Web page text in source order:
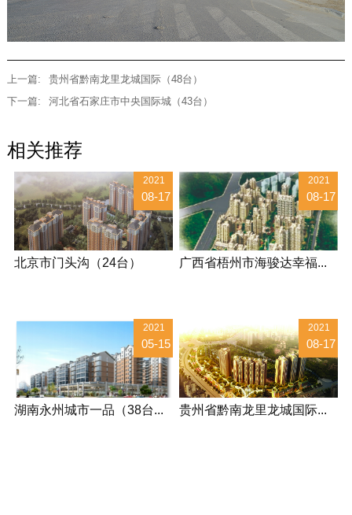
上一篇:
贵州省黔南龙里龙城国际（48台）
下一篇:
河北省石家庄市中央国际城（43台）
相关推荐
2021
08-17
北京市门头沟（24台）
2021
08-17
广西省梧州市海骏达幸福...
2021
05-15
湖南永州城市一品（38台...
2021
08-17
贵州省黔南龙里龙城国际...